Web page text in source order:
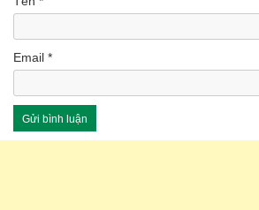
Email *